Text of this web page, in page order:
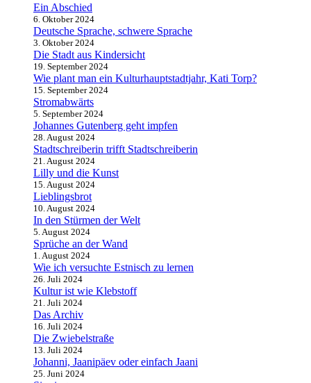
Ein Abschied
6. Oktober 2024
Deutsche Sprache, schwere Sprache
3. Oktober 2024
Die Stadt aus Kindersicht
19. September 2024
Wie plant man ein Kulturhauptstadtjahr, Kati Torp?
15. September 2024
Stromabwärts
5. September 2024
Johannes Gutenberg geht impfen
28. August 2024
Stadtschreiberin trifft Stadtschreiberin
21. August 2024
Lilly und die Kunst
15. August 2024
Lieblingsbrot
10. August 2024
In den Stürmen der Welt
5. August 2024
Sprüche an der Wand
1. August 2024
Wie ich versuchte Estnisch zu lernen
26. Juli 2024
Kultur ist wie Klebstoff
21. Juli 2024
Das Archiv
16. Juli 2024
Die Zwiebelstraße
13. Juli 2024
Johanni, Jaanipäev oder einfach Jaani
25. Juni 2024